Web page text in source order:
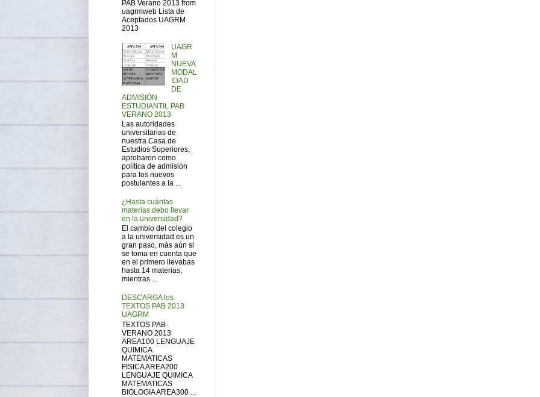
PAB Verano 2013 from
uagrmweb Lista de
Aceptados UAGRM
2013
UAGR
M
NUEVA
MODAL
IDAD
DE
ADMISIÓN
ESTUDIANTIL PAB
VERANO 2013
Las autoridades
universitarias de
nuestra Casa de
Estudios Superiores,
aprobaron como
política de admisión
para los nuevos
postulantes a la ...
¿Hasta cuántas
materias debo llevar
en la universidad?
El cambio del colegio
a la universidad es un
gran paso, más aún si
se toma en cuenta que
en el primero llevabas
hasta 14 materias,
mientras ...
DESCARGA los
TEXTOS PAB 2013
UAGRM
TEXTOS PAB-
VERANO 2013
AREA100 LENGUAJE
QUIMICA
MATEMATICAS
FISICA AREA200
LENGUAJE QUIMICA
MATEMATICAS
BIOLOGIA AREA300 ...